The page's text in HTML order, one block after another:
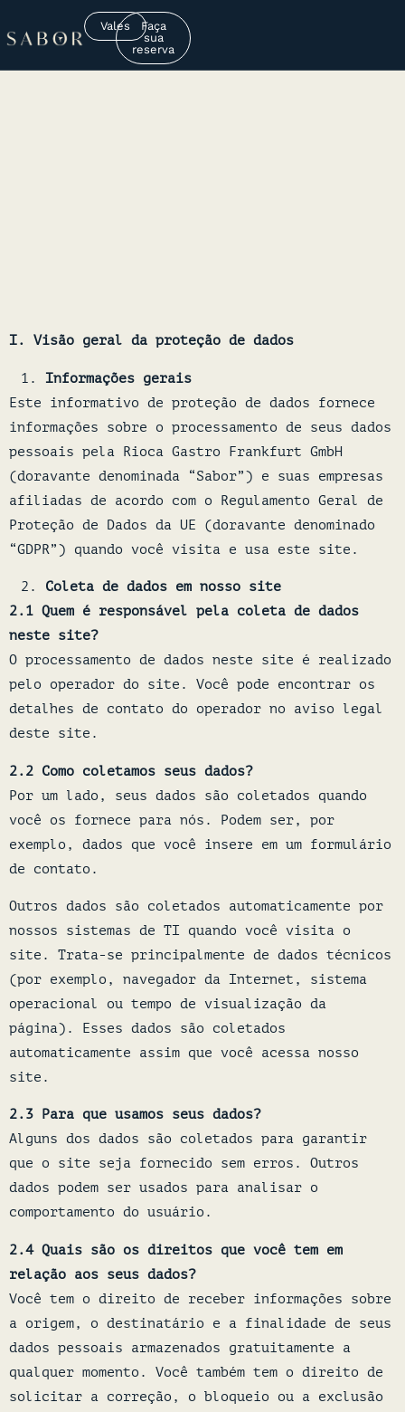
Vales
Faça
sua
reserva
I. Visão geral da proteção de dados
Informações gerais
Este informativo de proteção de dados fornece
informações sobre o processamento de seus dados
pessoais pela Rioca Gastro Frankfurt GmbH
(doravante denominada “Sabor”) e suas empresas
afiliadas de acordo com o Regulamento Geral de
Proteção de Dados da UE (doravante denominado
“GDPR”) quando você visita e usa este site.
Coleta de dados em nosso site
2.1 Quem é responsável pela coleta de dados
neste site?
O processamento de dados neste site é realizado
pelo operador do site. Você pode encontrar os
detalhes de contato do operador no aviso legal
deste site.
2.2 Como coletamos seus dados?
Por um lado, seus dados são coletados quando
você os fornece para nós. Podem ser, por
exemplo, dados que você insere em um formulário
de contato.
Outros dados são coletados automaticamente por
nossos sistemas de TI quando você visita o
site. Trata-se principalmente de dados técnicos
(por exemplo, navegador da Internet, sistema
operacional ou tempo de visualização da
página). Esses dados são coletados
automaticamente assim que você acessa nosso
site.
2.3 Para que usamos seus dados?
Alguns dos dados são coletados para garantir
que o site seja fornecido sem erros. Outros
dados podem ser usados para analisar o
comportamento do usuário.
2.4 Quais são os direitos que você tem em
relação aos seus dados?
Você tem o direito de receber informações sobre
a origem, o destinatário e a finalidade de seus
dados pessoais armazenados gratuitamente a
qualquer momento. Você também tem o direito de
solicitar a correção, o bloqueio ou a exclusão